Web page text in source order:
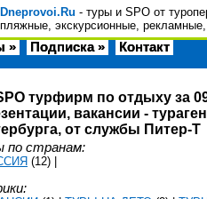
Dneprovoi.Ru - туры и SPO от
пляжные, экскурсионные,
» Подписка » Контакт
турфирм по отдыху за
вакансии -
от службы Питер-Т
по странам:
(12)